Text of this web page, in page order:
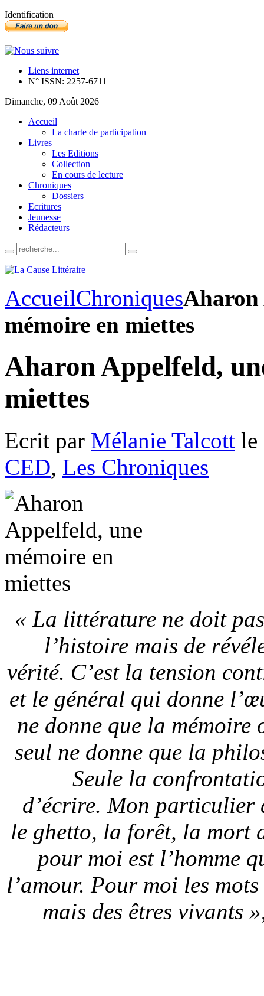
Identification
Liens internet
N° ISSN: 2257-6711
Dimanche, 09 Août 2026
Accueil
La charte de participation
Livres
Les Editions
Collection
En cours de lecture
Chroniques
Dossiers
Ecritures
Jeunesse
Rédacteurs
AccueilChroniquesAharon
mémoire en miettes
Aharon Appelfeld,
miettes
Ecrit par Mélanie Talcott le
CED, Les Chroniques
« La littérature ne doit
l’histoire mais de
vérité. C’est la tension
et le général qui donne
ne donne que la
seul ne donne que la
Seule la
d’écrire. Mon particulier
le ghetto, la forêt, la mort
pour moi est l’homme
l’amour. Pour moi les
mais des êtres vivants »